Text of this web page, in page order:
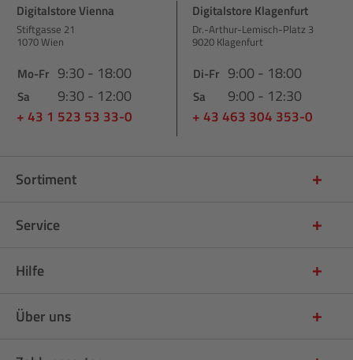
Digitalstore Vienna
Stiftgasse 21
1070 Wien
Mo-Fr 9:30 - 18:00
Sa 9:30 - 12:00
+ 43 1 523 53 33-0
Digitalstore Klagenfurt
Dr.-Arthur-Lemisch-Platz 3
9020 Klagenfurt
Di-Fr 9:00 - 18:00
Sa 9:00 - 12:30
+ 43 463 304 353-0
Sortiment
Service
Hilfe
Über uns